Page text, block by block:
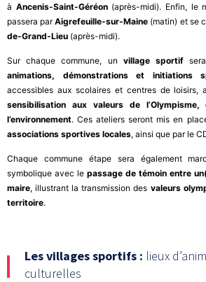
à Ancenis-Saint-Géréon(après-midi). Enfin, le
passera parAigrefeuille-sur-Maine (matin) et se
de-Grand-Lieu (après-midi).
Sur chaque commune, un village sportif
animations, démonstrations et initiations
accessibles aux scolaires et centres de loisirs,
sensibilisation aux valeurs de
l’environnement. Ces ateliers seront mis en
associations sportives locales, ainsi que par le
Chaque commune étape sera également
symbolique avec le passage de témoin entre
maire, illustrant la transmission des valeurs
territoire.
Les villages sportifs : lieux
culturelles